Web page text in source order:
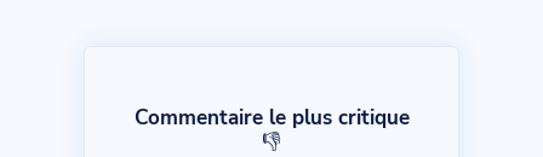
Commentaire le plus critique
👎